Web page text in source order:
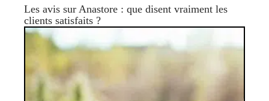
Les avis sur Anastore : que disent vraiment les
clients satisfaits ?